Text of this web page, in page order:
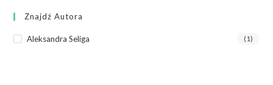
Znajdź Autora
Aleksandra Seliga (1)